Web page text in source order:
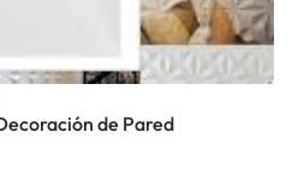
de Pared